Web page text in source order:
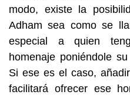
modo, existe la
Adham sea como se
especial a quien
homenaje poniéndole
Si ese es el caso,
facilitará ofrecer ese